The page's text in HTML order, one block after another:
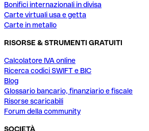
Bonifici internazionali in divisa
Carte virtuali usa e getta
Carte in metallo
RISORSE & STRUMENTI GRATUITI
Calcolatore IVA online
Ricerca codici SWIFT e BIC
Blog
Glossario bancario, finanziario e fiscale
Risorse scaricabili
Forum della community
SOCIETÀ